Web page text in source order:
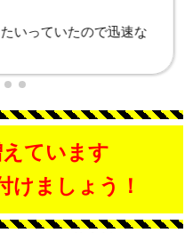
いっていたので迅速な
ています
けましょう！